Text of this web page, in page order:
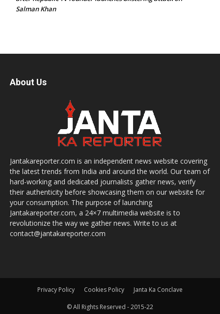
Salman Khan
About Us
Jantakareporter.com is an independent news website covering
the latest trends from India and around the world. Our team of
hard-working and dedicated journalists gather news, verify
their authenticity before showcasing them on our website for
your consumption. The purpose of launching
Jantakareporter.com, a 24×7 multimedia website is to
revolutionize the way we gather news. Write to us at
contact@jantakareporter.com
Privacy Policy Cookies Policy Janta Ka Conclave
© All Rights Reserved - 2015-22